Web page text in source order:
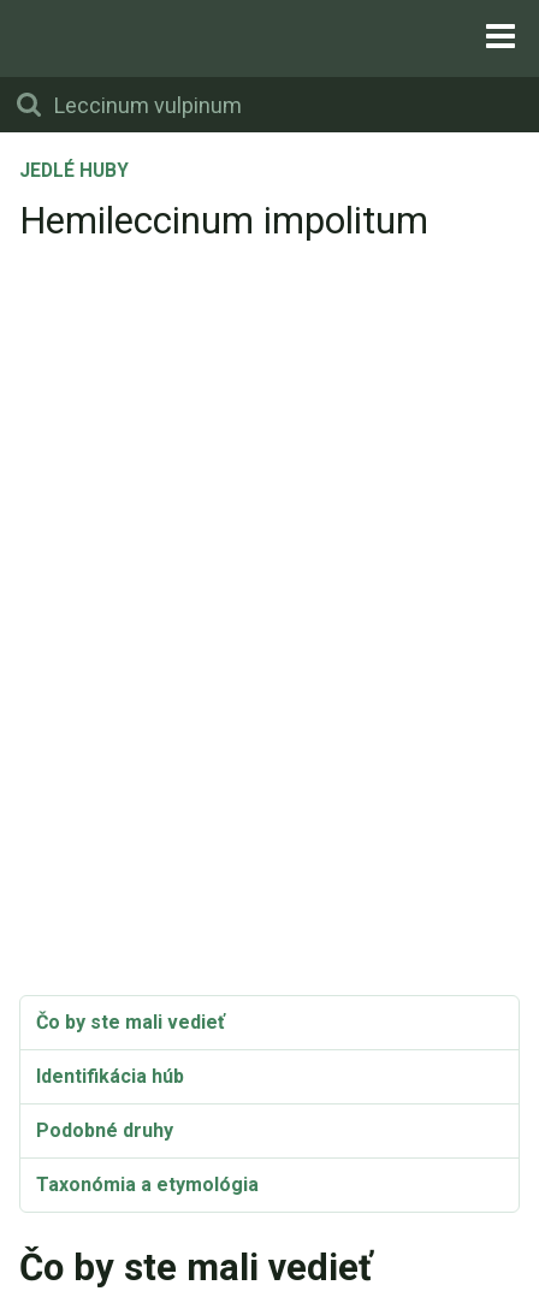
JEDLÉ HUBY
Hemileccinum impolitum
Čo by ste mali vedieť
Identifikácia húb
Podobné druhy
Taxonómia a etymológia
Čo by ste mali vedieť